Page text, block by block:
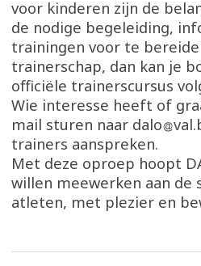
voor kinderen zijn de
de nodige begeleiding,
trainingen voor te
trainerschap, dan kan je
officiële trainerscursus
Wie interesse heeft of
mail sturen naar dalo
trainers aanspreken.
Met deze oproep hoopt
willen meewerken aan
atleten, met plezier en